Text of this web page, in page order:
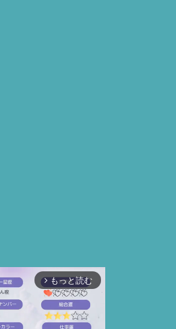
arrow_forward_ios もっと読む